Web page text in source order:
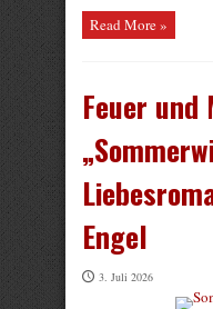
Read More »
Feuer und
Engel
3. Juli 2026